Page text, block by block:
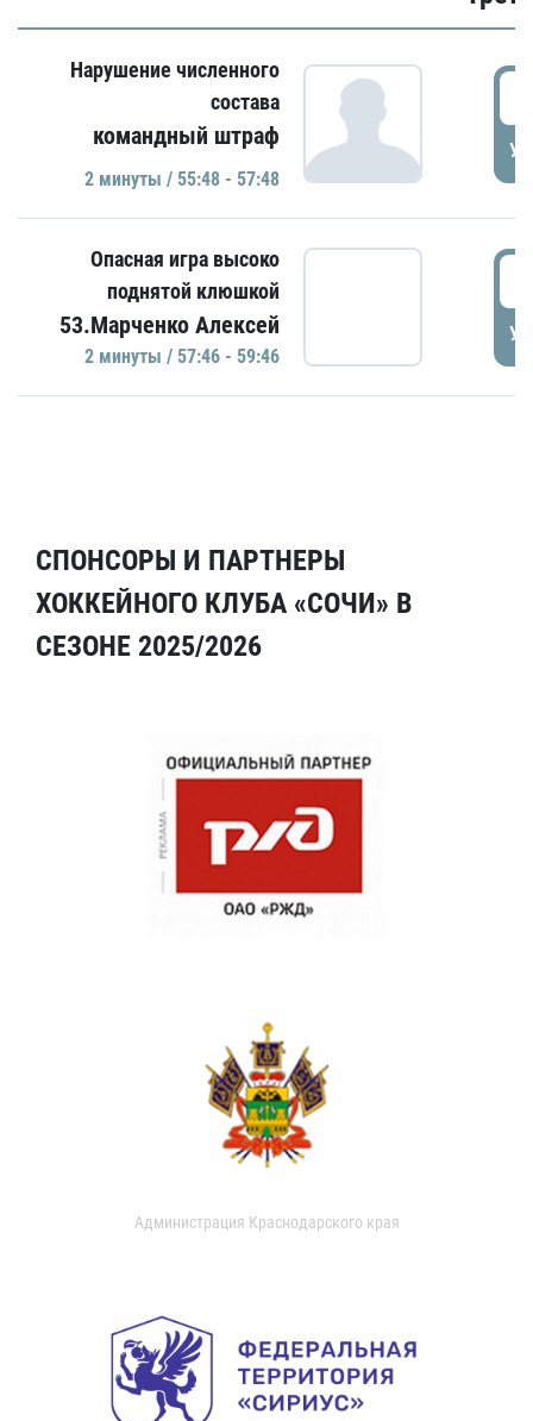
Нарушение численного
состава
командный штраф
2 минуты / 55:48 - 57:48
Опасная игра высоко
поднятой клюшкой
53.Марченко Алексей
2 минуты / 57:46 - 59:46
СПОНСОРЫ И ПАРТНЕРЫ
ХОККЕЙНОГО КЛУБА «СОЧИ» В
СЕЗОНЕ 2025/2026
Администрация Краснодарского края